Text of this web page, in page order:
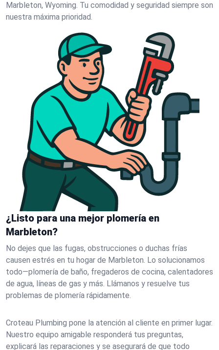
Marbleton, Wyoming. Tu comodidad y seguridad siempre son
nuestra máxima prioridad.
¿Listo para una mejor plomería en
Marbleton?
No dejes que las fugas, obstrucciones o duchas frías
causen estrés en tu hogar de Marbleton. Lo solucionamos
todo—plomería de baño, fregaderos de cocina, calentadores
de agua, líneas de gas y más. Llámanos y resuelve tus
problemas de plomería rápidamente.
Croteau Plumbing pone la atención al cliente en primer lugar.
Nuestro equipo amigable responderá tus preguntas,
explicará las reparaciones y se asegurará de que todo